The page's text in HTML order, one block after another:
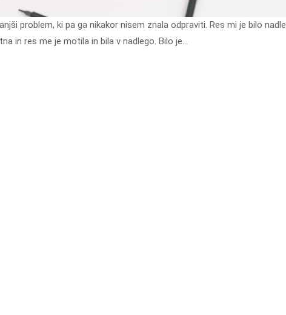
in res me je motila in bila v nadlego. Bilo je…